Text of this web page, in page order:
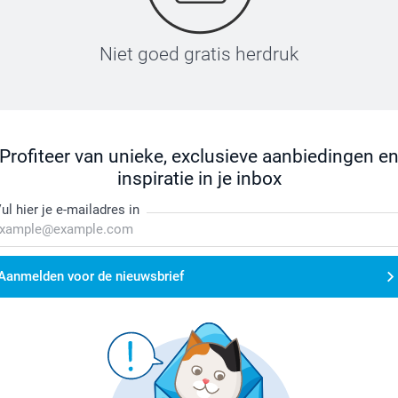
Niet goed gratis herdruk
Profiteer van unieke, exclusieve aanbiedingen en
inspiratie in je inbox
hier je e-mailadres in
voor de nieuwsbrief